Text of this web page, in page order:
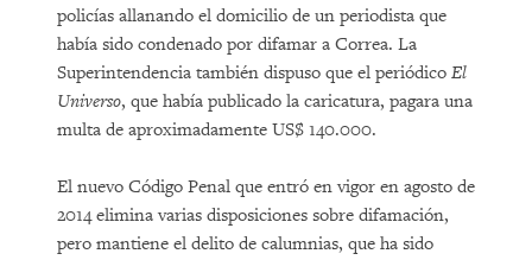
policías allanando el domicilio de un periodista que
había sido condenado por difamar a Correa. La
Superintendencia también dispuso que el periódico El
Universo, que había publicado la caricatura, pagara una
multa de aproximadamente US$ 140.000.
El nuevo Código Penal que entró en vigor en agosto de
2014 elimina varias disposiciones sobre difamación,
pero mantiene el delito de calumnias, que ha sido